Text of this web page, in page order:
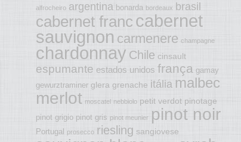
alfrocheiro argentina bonarda bordeaux brasil
cabernet franc cabernet
sauvignon carmenere champagne
chardonnay Chile cinsault
espumante estados unidos frança gamay
gewurztraminer glera grenache itália malbec
merlot moscatel nebbiolo petit verdot pinotage
pinot grigio pinot gris pinot meunier pinot noir
Portugal prosecco riesling sangiovese